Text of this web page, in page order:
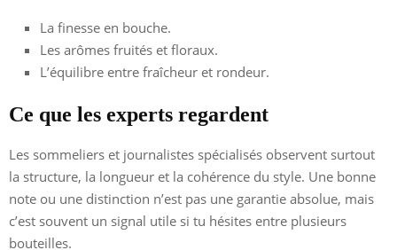
La finesse en bouche.
Les arômes fruités et floraux.
L’équilibre entre fraîcheur et rondeur.
Ce que les experts regardent
Les sommeliers et journalistes spécialisés observent surtout
la structure, la longueur et la cohérence du style. Une bonne
note ou une distinction n’est pas une garantie absolue, mais
c’est souvent un signal utile si tu hésites entre plusieurs
bouteilles.